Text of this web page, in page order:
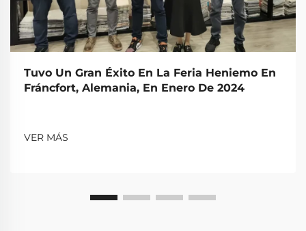
Tuvo Un Gran Éxito En La Feria Heniemo En
Fráncfort, Alemania, En Enero De 2024
VER MÁS